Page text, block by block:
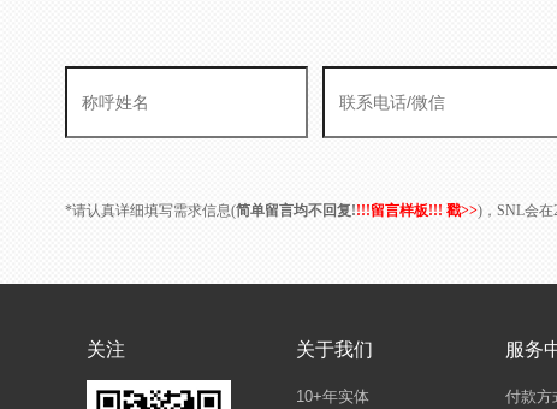
*请认真详细填写需求信息(简单留言均不回复!!!!留言样板!!! 戳>>)，SNL会在
关注 关于我们
10+年实体
服务
付款方